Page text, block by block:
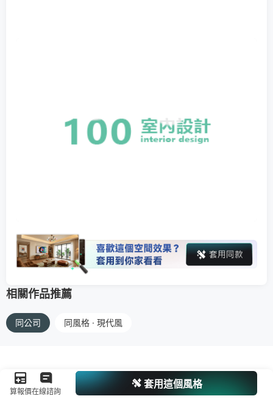
相關作品推薦
同公司 同風格 · 現代風
算報價在線諮詢
套用這個風格